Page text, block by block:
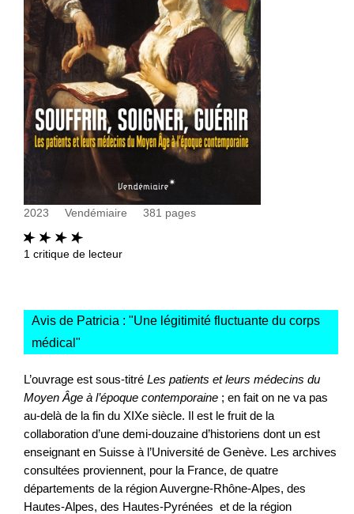
2023 Vendémiaire 381 pages
1 critique de lecteur
Avis de Patricia : "Une légitimité fluctuante du corps
médical "
L’ouvrage est sous-titré Les patients et leurs médecins du
Moyen Âge à l’époque contemporaine ; en fait on ne va pas
au-delà de la fin du XIXe siècle. Il est le fruit de la
collaboration d’une demi-douzaine d’historiens dont un est
enseignant en Suisse à l’Université de Genève. Les archives
consultées proviennent, pour la France, de quatre
départements de la région Auvergne-Rhône-Alpes, des
Hautes-Alpes, des Hautes-Pyrénées et de la région